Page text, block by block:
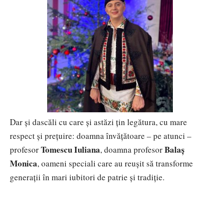
Dar și dascăli cu care și astăzi țin legătura, cu mare
respect și prețuire: doamna învățătoare – pe atunci –
profesorTomescu Iuliana, doamna profesorBalaș
Monica, oameni speciali care au reușit să transforme
generații în mari iubitori de patrie și tradiție.